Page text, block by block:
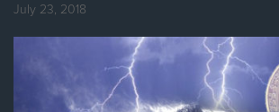
July 23, 2018